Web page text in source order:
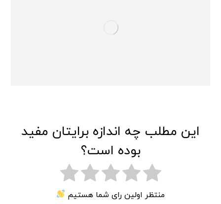
این مطلب چه اندازه برایتان مفید
بوده است؟
منتظر اولین رای شما هستیم